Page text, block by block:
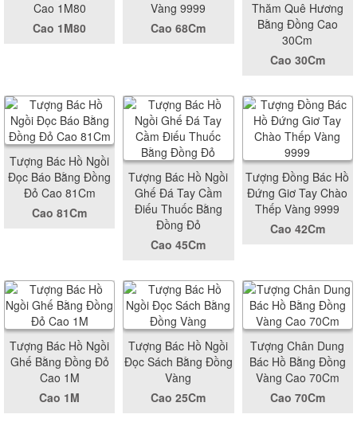
Cao 1M80
Cao 1M80
Vàng 9999
Cao 68Cm
Thăm Quê Hương
Bằng Đồng Cao
30Cm
Cao 30Cm
Tượng Bác Hồ Ngồi
Đọc Báo Bằng Đồng
Đỏ Cao 81Cm
Cao 81Cm
Tượng Bác Hồ Ngồi
Ghế Đá Tay Cầm
Điếu Thuốc Bằng
Đồng Đỏ
Cao 45Cm
Tượng Đồng Bác Hồ
Đứng Giơ Tay Chào
Thếp Vàng 9999
Cao 42Cm
Tượng Bác Hồ Ngồi
Ghế Bằng Đồng Đỏ
Cao 1M
Cao 1M
Tượng Bác Hồ Ngồi
Đọc Sách Bằng Đồng
Vàng
Cao 25Cm
Tượng Chân Dung
Bác Hồ Bằng Đồng
Vàng Cao 70Cm
Cao 70Cm